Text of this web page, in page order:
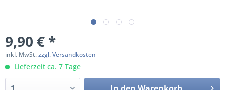
9,90 € *
inkl. MwSt.zzgl. Versandkosten
Lieferzeit ca. 7 Tage